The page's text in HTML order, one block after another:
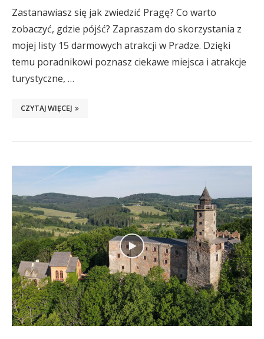
Zastanawiasz się jak zwiedzić Pragę? Co warto
zobaczyć, gdzie pójść? Zapraszam do skorzystania z
mojej listy 15 darmowych atrakcji w Pradze. Dzięki
temu poradnikowi poznasz ciekawe miejsca i atrakcje
turystyczne, …
CZYTAJ WIĘCEJ